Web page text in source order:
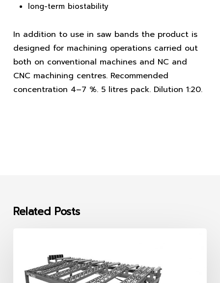
long-term biostability
In addition to use in saw bands the product is
designed for machining operations carried out
both on conventional machines and NC and
CNC machining centres. Recommended
concentration 4–7 %. 5 litres pack. Dilution 1:20.
Related Posts